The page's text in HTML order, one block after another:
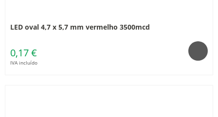
LED oval 4,7 x 5,7 mm vermelho 3500mcd
0,17 €
IVA incluído